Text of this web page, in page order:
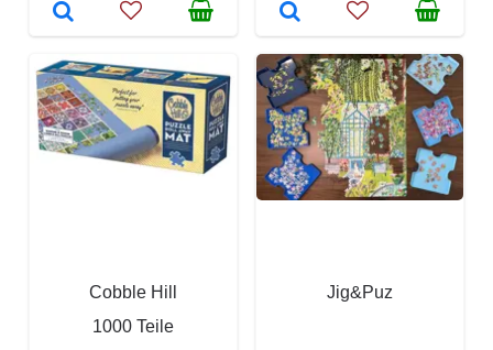
Cobble Hill
1000 Teile
Jig&Puz